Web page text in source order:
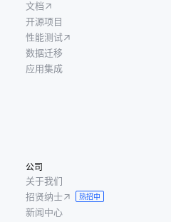
文档
开源项目
性能测试
数据迁移
应用集成
公司
关于我们
招贤纳士
热招中
新闻中心